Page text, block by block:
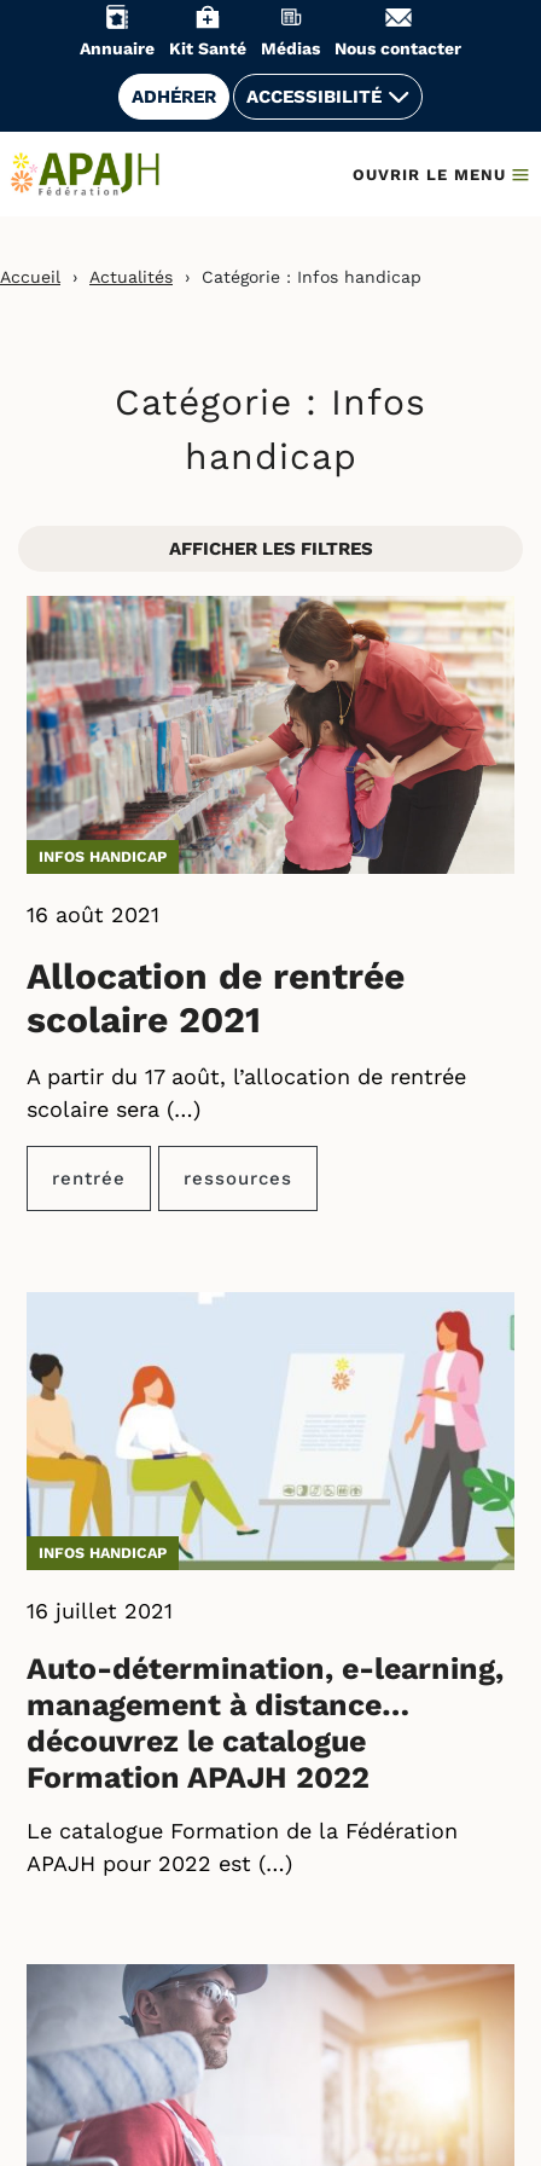
Annuaire Kit Santé Médias Nous contacter
ADHÉRER ACCESSIBILITÉ
OUVRIR LE MENU
Accueil › Actualités › Catégorie : Infos handicap
Catégorie : Infos
handicap
AFFICHER LES FILTRES
INFOS HANDICAP
16 août 2021
Allocation de rentrée
scolaire 2021
A partir du 17 août, l’allocation de rentrée
scolaire sera (…)
rentrée ressources
INFOS HANDICAP
16 juillet 2021
Auto-détermination, e-learning,
management à distance…
découvrez le catalogue
Formation APAJH 2022
Le catalogue Formation de la Fédération
APAJH pour 2022 est (…)